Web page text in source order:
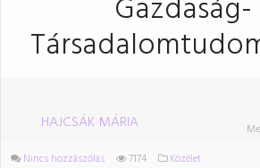
Gazdaság-
HAJCSÁK MÁRIA
Nincs hozzászólás 7174 Közélet